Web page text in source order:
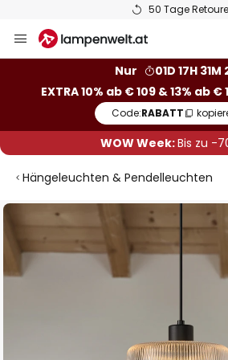
50 Tage Retoure
Inhalt
Nur
01D 17H 31M
EXTRA 10% ab € 109 & 13% ab €
Code:RABATT
WOW Week:Bis zu -
Hängeleuchten & Pendelleuchten
Zum
der
Bildgalerie